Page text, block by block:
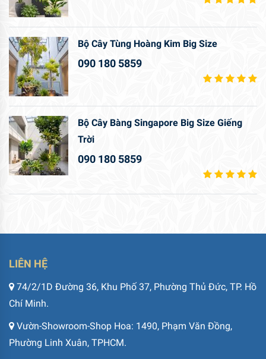
Bộ Cây Tùng Hoàng Kim Big Size
090 180 5859
Bộ Cây Bàng Singapore Big Size Giếng
Trời
090 180 5859
LIÊN HỆ
74/2/1D Đường 36, Khu Phố 37, Phường Thủ Đức, TP. Hồ
Chí Minh.
Vườn-Showroom-Shop Hoa: 1490, Phạm Văn Đồng,
Phường Linh Xuân, TPHCM.